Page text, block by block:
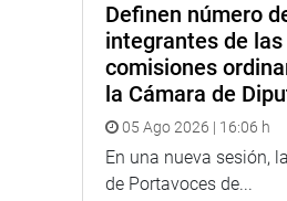
Definen número
integrantes de las
comisiones
la Cámara de
05 Ago 2026 | 16:06 h
En una nueva sesión,
de Portavoces de...